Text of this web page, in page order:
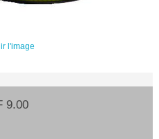
l'image
9.00